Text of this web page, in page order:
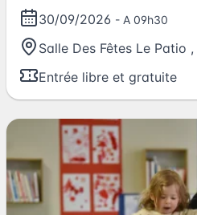
30/09/2026 - A 09h30
Salle Des Fêtes Le Patio ,
Entrée libre et gratuite